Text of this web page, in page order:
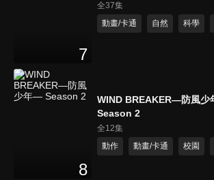
7
全37集
動畫/卡通
自然 科學
8
WIND BREAKER—防風
Season 2
全12集
動作
動畫/卡通 校園